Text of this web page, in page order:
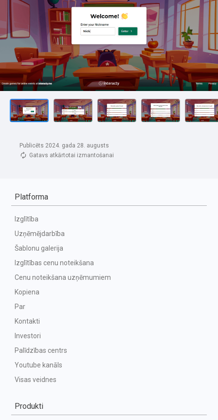
Publicēts 2024. gada 28. augusts
Gatavs atkārtotai izmantošanai
Platforma
Izglītība
Uzņēmējdarbība
Šablonu galerija
Izglītības cenu noteikšana
Cenu noteikšana uzņēmumiem
Kopiena
Par
Kontakti
Investori
Palīdzības centrs
Youtube kanāls
Visas veidnes
Produkti